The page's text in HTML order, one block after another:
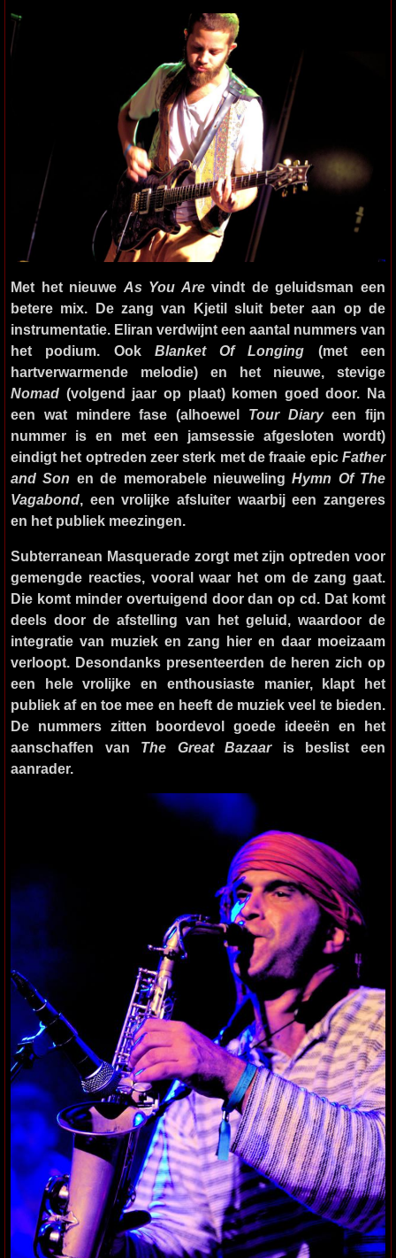
Met het nieuwe As You Arevindt de geluidsman een
betere mix. De zang van Kjetil sluit beter aan op de
instrumentatie. Eliran verdwijnt een aantal nummers van
het podium. Ook Blanket Of Longing (met een
hartverwarmende melodie) en het nieuwe, stevige
Nomad (volgend jaar op plaat) komen goed door. Na
een wat mindere fase (alhoewel Tour Diaryeen fijn
nummer is en met een jamsessie afgesloten wordt)
eindigt het optreden zeer sterk met de fraaie epic Father
and Son en de memorabele nieuwelingHymn Of The
Vagabond, een vrolijke afsluiter waarbij een zangeres
en het publiek meezingen.
Subterranean Masquerade zorgt met zijn optreden voor
gemengde reacties, vooral waar het om de zang gaat.
Die komt minder overtuigend door dan op cd. Dat komt
deels door de afstelling van het geluid, waardoor de
integratie van muziek en zang hier en daar moeizaam
verloopt. Desondanks presenteerden de heren zich op
een hele vrolijke en enthousiaste manier, klapt het
publiek af en toe mee en heeft de muziek veel te bieden.
De nummers zitten boordevol goede ideeën en het
aanschaffen van The Great Bazaaris beslist een
aanrader.